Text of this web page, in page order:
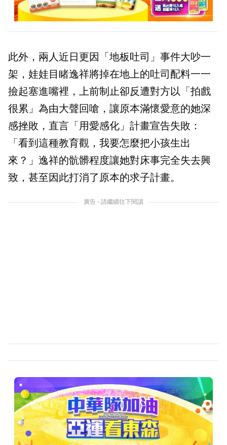
此外，兩人近日更因「地板吐司」事件大吵一
架，娃娃目睹逸祥將掉在地上的吐司配料一一
撿起塞進嘴裡，上前制止卻反遭對方以「拍戲
很累」為由大聲回嗆，讓原本滿懷愛意的她深
感挫敗，直言「用愛感化」計畫宣告失敗：
「看到這種教育觀，我要怎麼把小孩生出
來？」逸祥的骯髒程度讓她對床事完全失去興
致，甚至因此打消了原本的求子計畫。
廣告 - 請繼續往下閱讀